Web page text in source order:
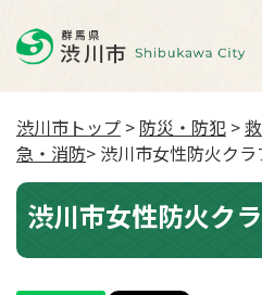
渋川市トップ > 防災・防犯 >
急・消防> 渋川市女性防火クラ
渋川市女性防火ク